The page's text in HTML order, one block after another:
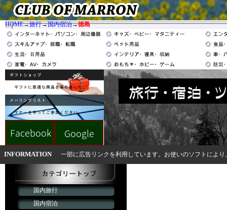
HOME→旅行→国内宿泊→徳島
INFORMATION 一部に広告リンクを利用しています。お使いのソフトによ